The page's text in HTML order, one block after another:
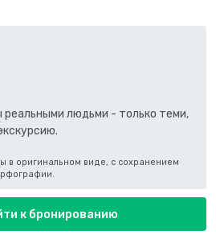
людьми - только теми,
в оригинальном виде, с сохранением
к бронированию